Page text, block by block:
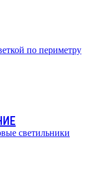
по периметру
светильники